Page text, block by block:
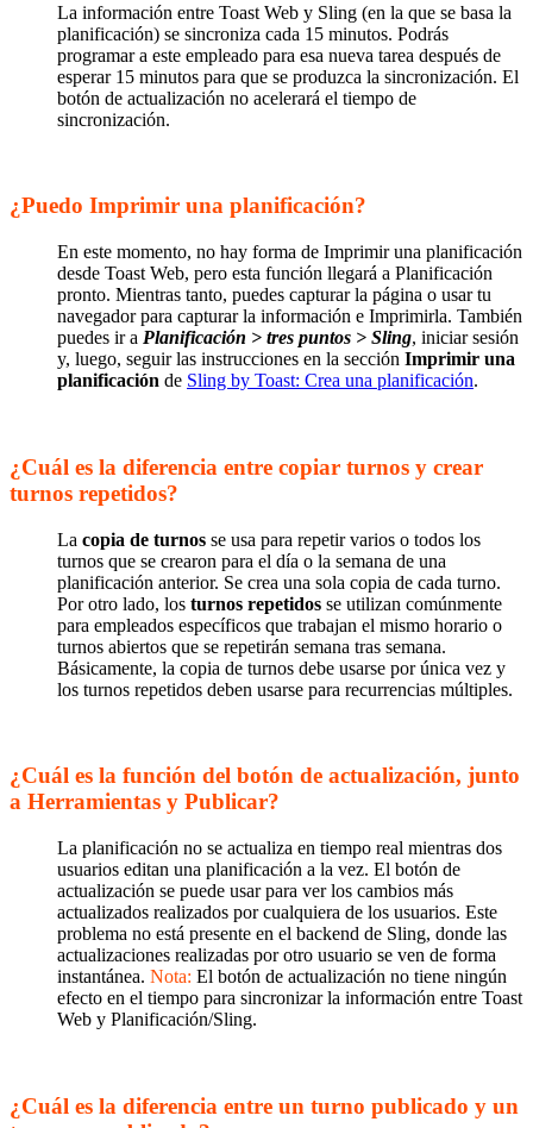
La información entre Toast Web y Sling (en la que se basa la
planificación) se sincroniza cada 15 minutos. Podrás
programar a este empleado para esa nueva tarea después de
esperar 15 minutos para que se produzca la sincronización. El
botón de actualización no acelerará el tiempo de
sincronización.
¿Puedo Imprimir una planificación?
En este momento, no hay forma de Imprimir una planificación
desde Toast Web, pero esta función llegará a Planificación
pronto. Mientras tanto, puedes capturar la página o usar tu
navegador para capturar la información e Imprimirla. También
puedes ir a Planificación > tres puntos > Sling, iniciar sesión
y, luego, seguir las instrucciones en la sección Imprimir una
planificación de Sling by Toast: Crea una planificación.
¿Cuál es la diferencia entre copiar turnos y crear
turnos repetidos?
La copia de turnos se usa para repetir varios o todos los
turnos que se crearon para el día o la semana de una
planificación anterior. Se crea una sola copia de cada turno.
Por otro lado, los turnos repetidos se utilizan comúnmente
para empleados específicos que trabajan el mismo horario o
turnos abiertos que se repetirán semana tras semana.
Básicamente, la copia de turnos debe usarse por única vez y
los turnos repetidos deben usarse para recurrencias múltiples.
¿Cuál es la función del botón de actualización, junto
a Herramientas y Publicar?
La planificación no se actualiza en tiempo real mientras dos
usuarios editan una planificación a la vez. El botón de
actualización se puede usar para ver los cambios más
actualizados realizados por cualquiera de los usuarios. Este
problema no está presente en el backend de Sling, donde las
actualizaciones realizadas por otro usuario se ven de forma
instantánea. Nota: El botón de actualización no tiene ningún
efecto en el tiempo para sincronizar la información entre Toast
Web y Planificación/Sling.
¿Cuál es la diferencia entre un turno publicado y un